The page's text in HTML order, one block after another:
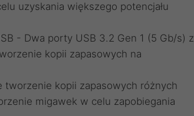
uzyskania większego potencjału
- Dwa porty USB 3.2 Gen 1 (5 Gb/s) z
kopii zapasowych na
kopii zapasowych różnych
migawek w celu zapobiegania